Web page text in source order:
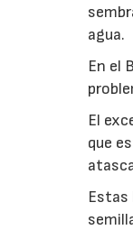
agua.
En el
El
que
Estas